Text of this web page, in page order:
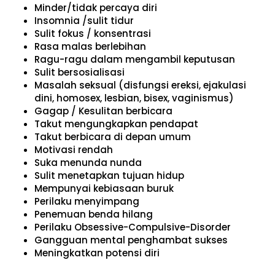
Minder/tidak percaya diri
Insomnia /sulit tidur
Sulit fokus / konsentrasi
Rasa malas berlebihan
Ragu-ragu dalam mengambil keputusan
Sulit bersosialisasi
Masalah seksual (disfungsi ereksi, ejakulasi
dini, homosex, lesbian, bisex, vaginismus)
Gagap / Kesulitan berbicara
Takut mengungkapkan pendapat
Takut berbicara di depan umum
Motivasi rendah
Suka menunda nunda
Sulit menetapkan tujuan hidup
Mempunyai kebiasaan buruk
Perilaku menyimpang
Penemuan benda hilang
Perilaku Obsessive-Compulsive-Disorder
Gangguan mental penghambat sukses
Meningkatkan potensi diri